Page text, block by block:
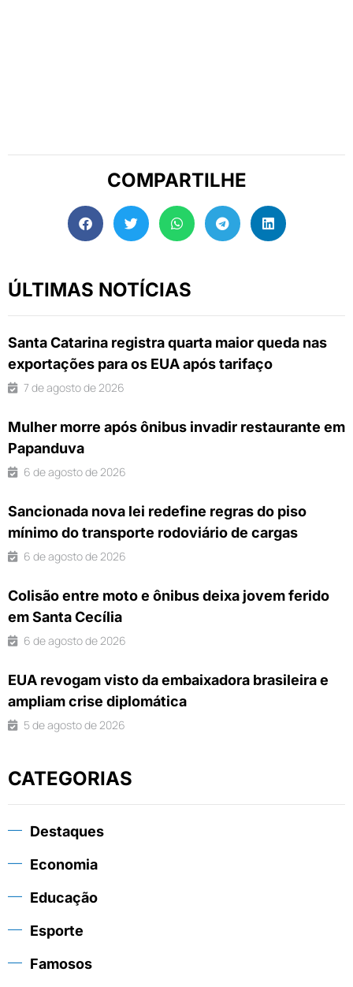
COMPARTILHE
ÚLTIMAS NOTÍCIAS
Santa Catarina registra quarta maior queda nas
exportações para os EUA após tarifaço
7 de agosto de 2026
Mulher morre após ônibus invadir restaurante em
Papanduva
6 de agosto de 2026
Sancionada nova lei redefine regras do piso
mínimo do transporte rodoviário de cargas
6 de agosto de 2026
Colisão entre moto e ônibus deixa jovem ferido
em Santa Cecília
6 de agosto de 2026
EUA revogam visto da embaixadora brasileira e
ampliam crise diplomática
5 de agosto de 2026
CATEGORIAS
Destaques
Economia
Educação
Esporte
Famosos